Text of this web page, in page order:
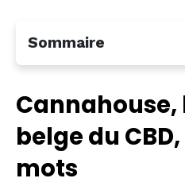
Sommaire
quelques mots
Fleurs, cookies, vapes
les sauces chez
On a tout testé (et on a
belge du
mots